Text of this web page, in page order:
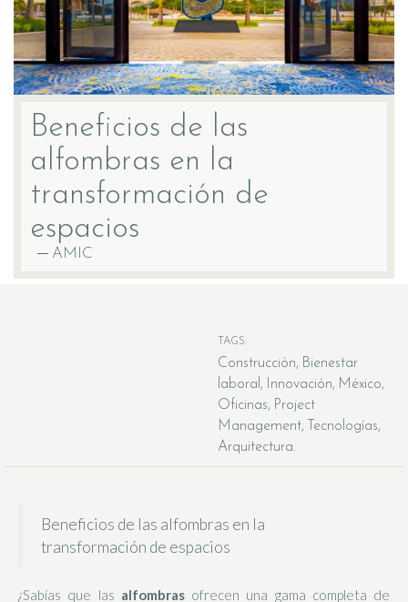
Beneficios de las
alfombras en la
transformación de
espacios
AMIC
TAGS:
Construcción
Bienestar
laboral
Innovación
México
Oficinas
Project
Management
Tecnologías
Arquitectura
Beneficios de las alfombras en la
transformación de espacios
¿Sabías que las alfombras ofrecen una gama completa de